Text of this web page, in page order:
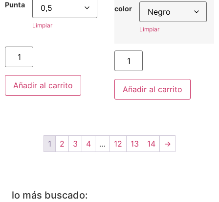
Punta
Limpiar
Añadir al carrito
color
Limpiar
Añadir al carrito
1 2 3 4 … 12 13 14 →
lo más buscado: